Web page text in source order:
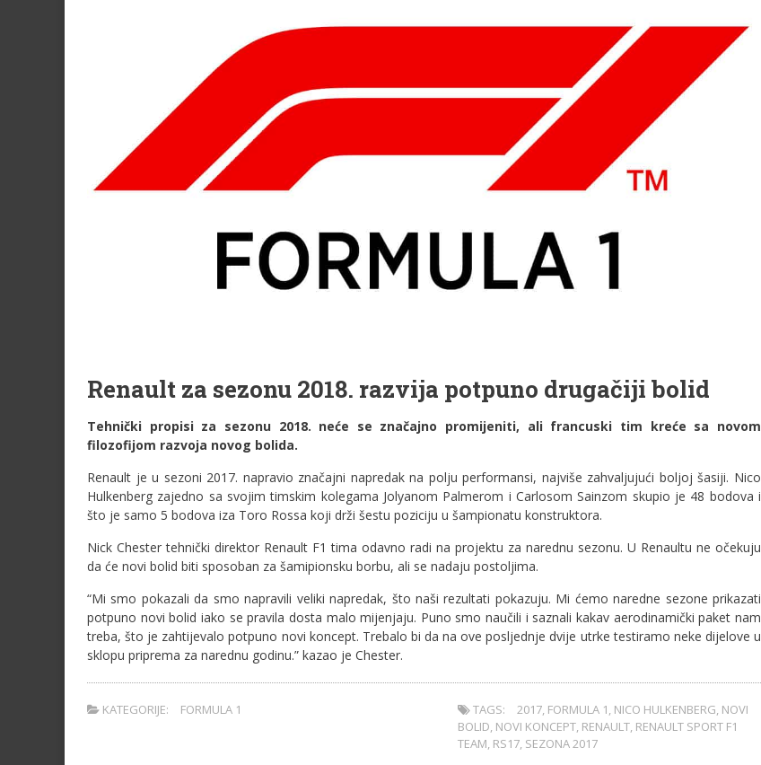
Renault za sezonu 2018. razvija potpuno drugačiji bolid
Tehnički propisi za sezonu 2018. neće se značajno promijeniti, ali francuski tim kreće sa novom
filozofijom razvoja novog bolida.
Renault je u sezoni 2017. napravio značajni napredak na polju performansi, najviše zahvaljujući boljoj šasiji. Nico
Hulkenberg zajedno sa svojim timskim kolegama Jolyanom Palmerom i Carlosom Sainzom skupio je 48 bodova i
što je samo 5 bodova iza Toro Rossa koji drži šestu poziciju u šampionatu konstruktora.
Nick Chester tehnički direktor Renault F1 tima odavno radi na projektu za narednu sezonu. U Renaultu ne očekuju
da će novi bolid biti sposoban za šamipionsku borbu, ali se nadaju postoljima.
“Mi smo pokazali da smo napravili veliki napredak, što naši rezultati pokazuju. Mi ćemo naredne sezone prikazati
potpuno novi bolid iako se pravila dosta malo mijenjaju. Puno smo naučili i saznali kakav aerodinamički paket nam
treba, što je zahtijevalo potpuno novi koncept. Trebalo bi da na ove posljednje dvije utrke testiramo neke dijelove u
sklopu priprema za narednu godinu.” kazao je Chester.
KATEGORIJE: FORMULA 1 TAGS: 2017, FORMULA 1, NICO HULKENBERG, NOVI
BOLID, NOVI KONCEPT, RENAULT, RENAULT SPORT F1
TEAM, RS17, SEZONA 2017